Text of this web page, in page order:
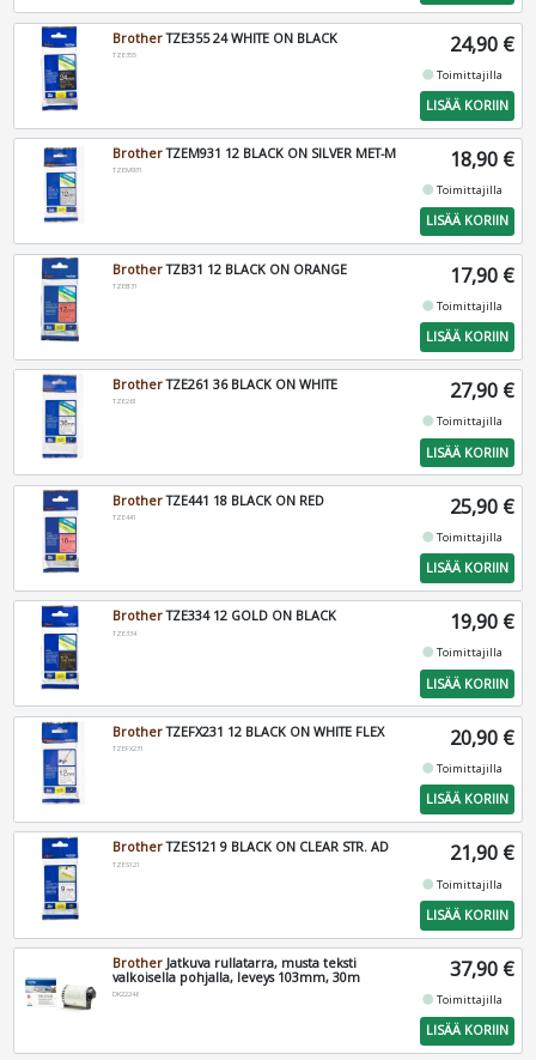
BrotherTZE355 24 WHITE ON BLACK
TZE355 24,90 €
fiber_manual_recordToimittajilla
LISÄÄ KORIIN
BrotherTZEM931 12 BLACK ON SILVER MET-M
TZEM931 18,90 €
fiber_manual_recordToimittajilla
LISÄÄ KORIIN
BrotherTZB31 12 BLACK ON ORANGE
TZEB31 17,90 €
fiber_manual_recordToimittajilla
LISÄÄ KORIIN
BrotherTZE261 36 BLACK ON WHITE
TZE261 27,90 €
fiber_manual_recordToimittajilla
LISÄÄ KORIIN
BrotherTZE441 18 BLACK ON RED
TZE441 25,90 €
fiber_manual_recordToimittajilla
LISÄÄ KORIIN
BrotherTZE334 12 GOLD ON BLACK
TZE334 19,90 €
fiber_manual_recordToimittajilla
LISÄÄ KORIIN
BrotherTZEFX231 12 BLACK ON WHITE FLEX
TZEFX231 20,90 €
fiber_manual_recordToimittajilla
LISÄÄ KORIIN
BrotherTZES121 9 BLACK ON CLEAR STR. AD
TZES121 21,90 €
fiber_manual_recordToimittajilla
LISÄÄ KORIIN
Brother Jatkuva rullatarra, musta teksti
valkoisella pohjalla, leveys 103mm, 30m
DK22246
37,90 €
fiber_manual_recordToimittajilla
LISÄÄ KORIIN